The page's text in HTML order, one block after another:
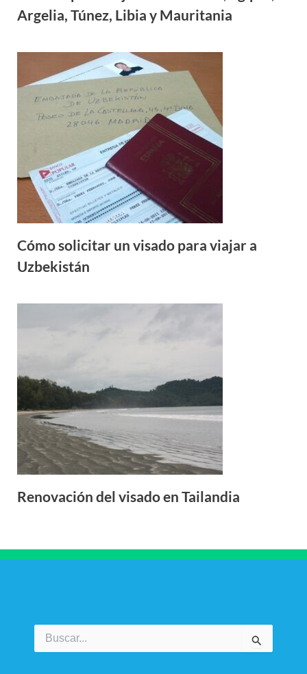
Argelia, Túnez, Libia y Mauritania
Cómo solicitar un visado para viajar a
Uzbekistán
Renovación del visado en Tailandia
Buscar
por: